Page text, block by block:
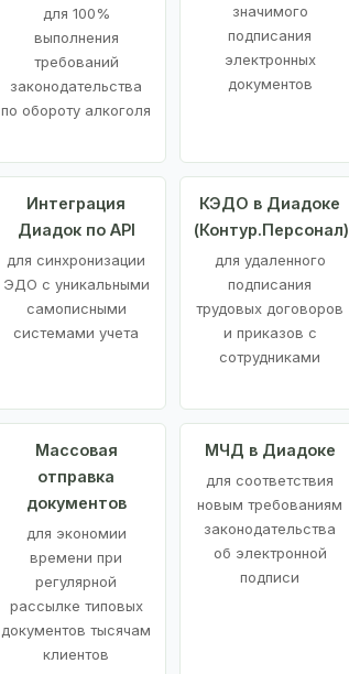
для 100%
выполнения
требований
законодательства
по обороту алкоголя
значимого
подписания
электронных
документов
Интеграция
Диадок по API
для синхронизации
ЭДО с уникальными
самописными
системами учета
КЭДО в Диадоке
(Контур.Персонал)
для удаленного
подписания
трудовых договоров
и приказов с
сотрудниками
Массовая
отправка
документов
для экономии
времени при
регулярной
рассылке типовых
документов тысячам
клиентов
МЧД в Диадоке
для соответствия
новым требованиям
законодательства
об электронной
подписи